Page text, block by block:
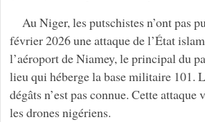
Au Niger, les putschistes n’ont pas
février 2026 une attaque de l’État
l’aéroport de Niamey, le principal du
lieu qui héberge la base militaire 101.
dégâts n’est pas connue. Cette
les drones nigériens.